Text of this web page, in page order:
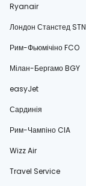
Ryanair
Лондон Станстед STN
Рим-Фьюмічіно FCO
Мілан-Бергамо BGY
easyJet
Сардинія
Рим-Чампіно CIA
Wizz Air
Travel Service